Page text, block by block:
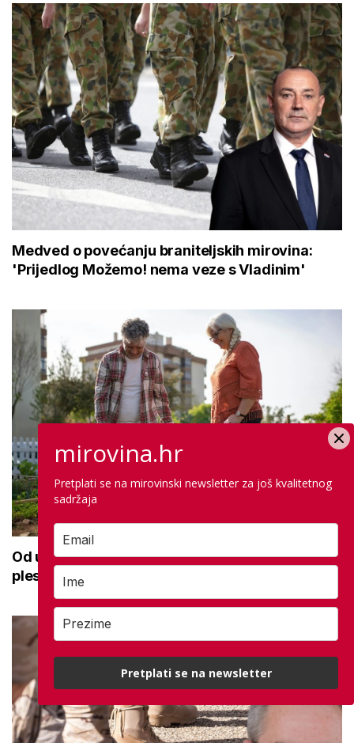
Medved o povećanju braniteljskih mirovina:
'Prijedlog Možemo! nema veze s Vladinim'
Od učenja o internet bankarstvu do vrtlarenja i
plesa: 'Da starije osobe ne ostavimo same'
mirovina.hr
Pretplati se na mirovinski newsletter za još kvalitetnog
sadržaja
Pretplati se na newsletter